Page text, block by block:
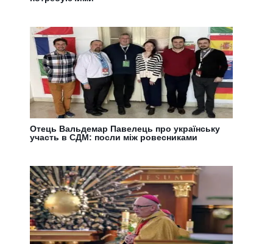
Отець Вальдемар Павелець про українську
участь в СДМ: посли між ровесниками